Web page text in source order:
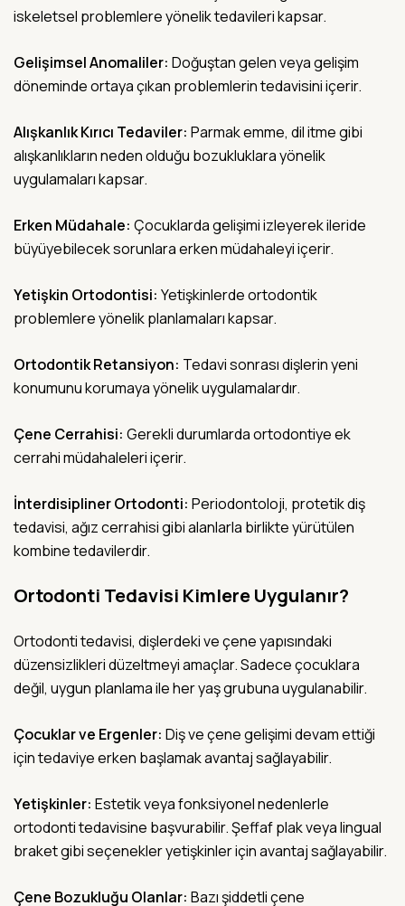
iskeletsel problemlere yönelik tedavileri kapsar.
Gelişimsel Anomaliler: Doğuştan gelen veya gelişim
döneminde ortaya çıkan problemlerin tedavisini içerir.
Alışkanlık Kırıcı Tedaviler: Parmak emme, dil itme gibi
alışkanlıkların neden olduğu bozukluklara yönelik
uygulamaları kapsar.
Erken Müdahale: Çocuklarda gelişimi izleyerek ileride
büyüyebilecek sorunlara erken müdahaleyi içerir.
Yetişkin Ortodontisi: Yetişkinlerde ortodontik
problemlere yönelik planlamaları kapsar.
Ortodontik Retansiyon: Tedavi sonrası dişlerin yeni
konumunu korumaya yönelik uygulamalardır.
Çene Cerrahisi: Gerekli durumlarda ortodontiye ek
cerrahi müdahaleleri içerir.
İnterdisipliner Ortodonti: Periodontoloji, protetik diş
tedavisi, ağız cerrahisi gibi alanlarla birlikte yürütülen
kombine tedavilerdir.
Ortodonti Tedavisi Kimlere Uygulanır?
Ortodonti tedavisi, dişlerdeki ve çene yapısındaki
düzensizlikleri düzeltmeyi amaçlar. Sadece çocuklara
değil, uygun planlama ile her yaş grubuna uygulanabilir.
Çocuklar ve Ergenler: Diş ve çene gelişimi devam ettiği
için tedaviye erken başlamak avantaj sağlayabilir.
Yetişkinler: Estetik veya fonksiyonel nedenlerle
ortodonti tedavisine başvurabilir. Şeffaf plak veya lingual
braket gibi seçenekler yetişkinler için avantaj sağlayabilir.
Çene Bozukluğu Olanlar: Bazı şiddetli çene